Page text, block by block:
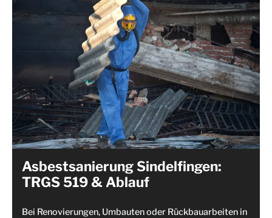
Asbestsanierung Sindelfingen:
TRGS 519 & Ablauf
Bei Renovierungen, Umbauten oder Rückbauarbeiten in